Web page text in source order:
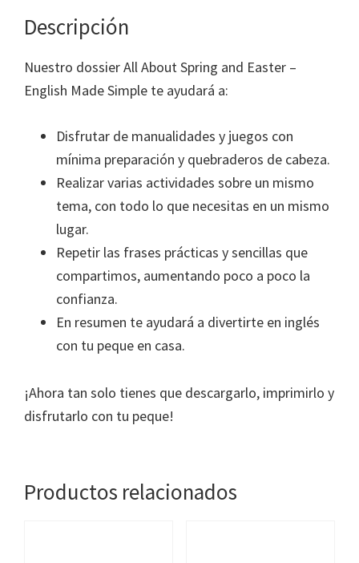
Descripción
Nuestro dossier All About Spring and Easter –
English Made Simple te ayudará a:
Disfrutar de manualidades y juegos con
mínima preparación y quebraderos de cabeza.
Realizar varias actividades sobre un mismo
tema, con todo lo que necesitas en un mismo
lugar.
Repetir las frases prácticas y sencillas que
compartimos, aumentando poco a poco la
confianza.
En resumen te ayudará a divertirte en inglés
con tu peque en casa.
¡Ahora tan solo tienes que descargarlo, imprimirlo y
disfrutarlo con tu peque!
Productos relacionados